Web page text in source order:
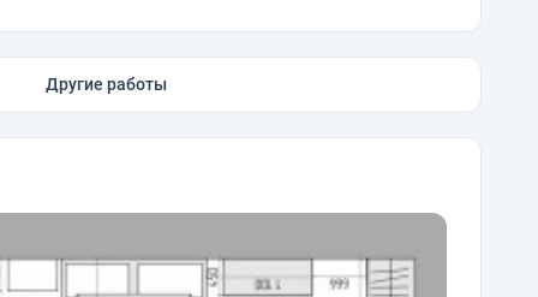
Другие работы